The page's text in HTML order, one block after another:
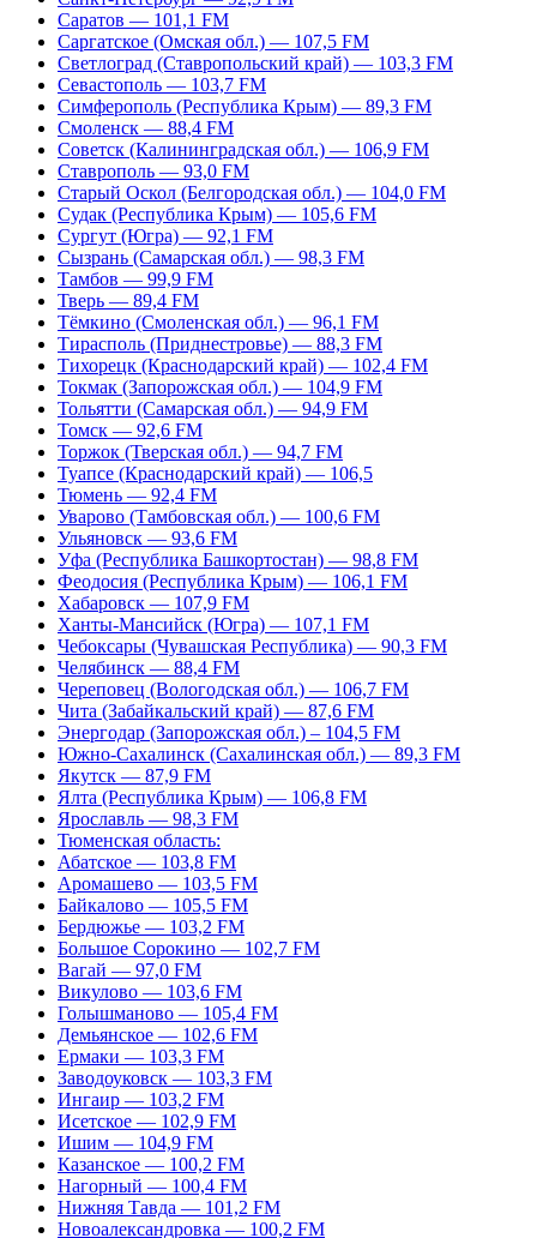
Саратов — 101,1 FM
Саргатское (Омская обл.) — 107,5 FM
Светлоград (Ставропольский край) — 103,3 FM
Севастополь — 103,7 FM
Симферополь (Республика Крым) — 89,3 FM
Смоленск — 88,4 FM
Советск (Калининградская обл.) — 106,9 FM
Ставрополь — 93,0 FM
Старый Оскол (Белгородская обл.) — 104,0 FM
Судак (Республика Крым) — 105,6 FM
Сургут (Югра) — 92,1 FM
Сызрань (Самарская обл.) — 98,3 FM
Тамбов — 99,9 FM
Тверь — 89,4 FM
Тёмкино (Смоленская обл.) — 96,1 FM
Тирасполь (Приднестровье) — 88,3 FM
Тихорецк (Краснодарский край) — 102,4 FM
Токмак (Запорожская обл.) — 104,9 FM
Тольятти (Самарская обл.) — 94,9 FM
Томск — 92,6 FM
Торжок (Тверская обл.) — 94,7 FM
Туапсе (Краснодарский край) — 106,5
Тюмень — 92,4 FM
Уварово (Тамбовская обл.) — 100,6 FM
Ульяновск — 93,6 FM
Уфа (Республика Башкортостан) — 98,8 FM
Феодосия (Республика Крым) — 106,1 FM
Хабаровск — 107,9 FM
Ханты-Мансийск (Югра) — 107,1 FM
Чебоксары (Чувашская Республика) — 90,3 FM
Челябинск — 88,4 FM
Череповец (Вологодская обл.) — 106,7 FM
Чита (Забайкальский край) — 87,6 FM
Энергодар (Запорожская обл.) – 104,5 FM
Южно-Сахалинск (Сахалинская обл.) — 89,3 FM
Якутск — 87,9 FM
Ялта (Республика Крым) — 106,8 FM
Ярославль — 98,3 FM
Тюменская область:
Абатское — 103,8 FM
Аромашево — 103,5 FM
Байкалово — 105,5 FM
Бердюжье — 103,2 FM
Большое Сорокино — 102,7 FM
Вагай — 97,0 FM
Викулово — 103,6 FM
Голышманово — 105,4 FM
Демьянское — 102,6 FM
Ермаки — 103,3 FM
Заводоуковск — 103,3 FM
Ингаир — 103,2 FM
Исетское — 102,9 FM
Ишим — 104,9 FM
Казанское — 100,2 FM
Нагорный — 100,4 FM
Нижняя Тавда — 101,2 FM
Новоалександровка — 100,2 FM